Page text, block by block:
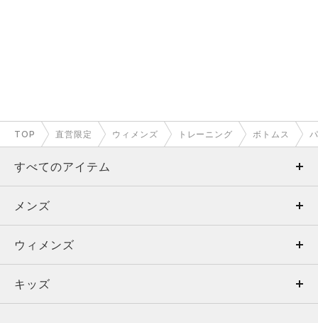
TOP 直営限定 ウィメンズ トレーニング ボトムス
すべてのアイテム
メンズ
ウィメンズ
キッズ
メンズ
トップス
ボトムス
ウィメンズ
トップス
キッズ